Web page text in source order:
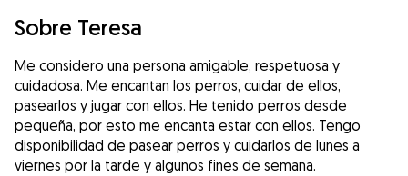
Sobre Teresa
Me considero una persona amigable, respetuosa y
cuidadosa. Me encantan los perros, cuidar de ellos,
pasearlos y jugar con ellos. He tenido perros desde
pequeña, por esto me encanta estar con ellos. Tengo
disponibilidad de pasear perros y cuidarlos de lunes a
viernes por la tarde y algunos fines de semana.